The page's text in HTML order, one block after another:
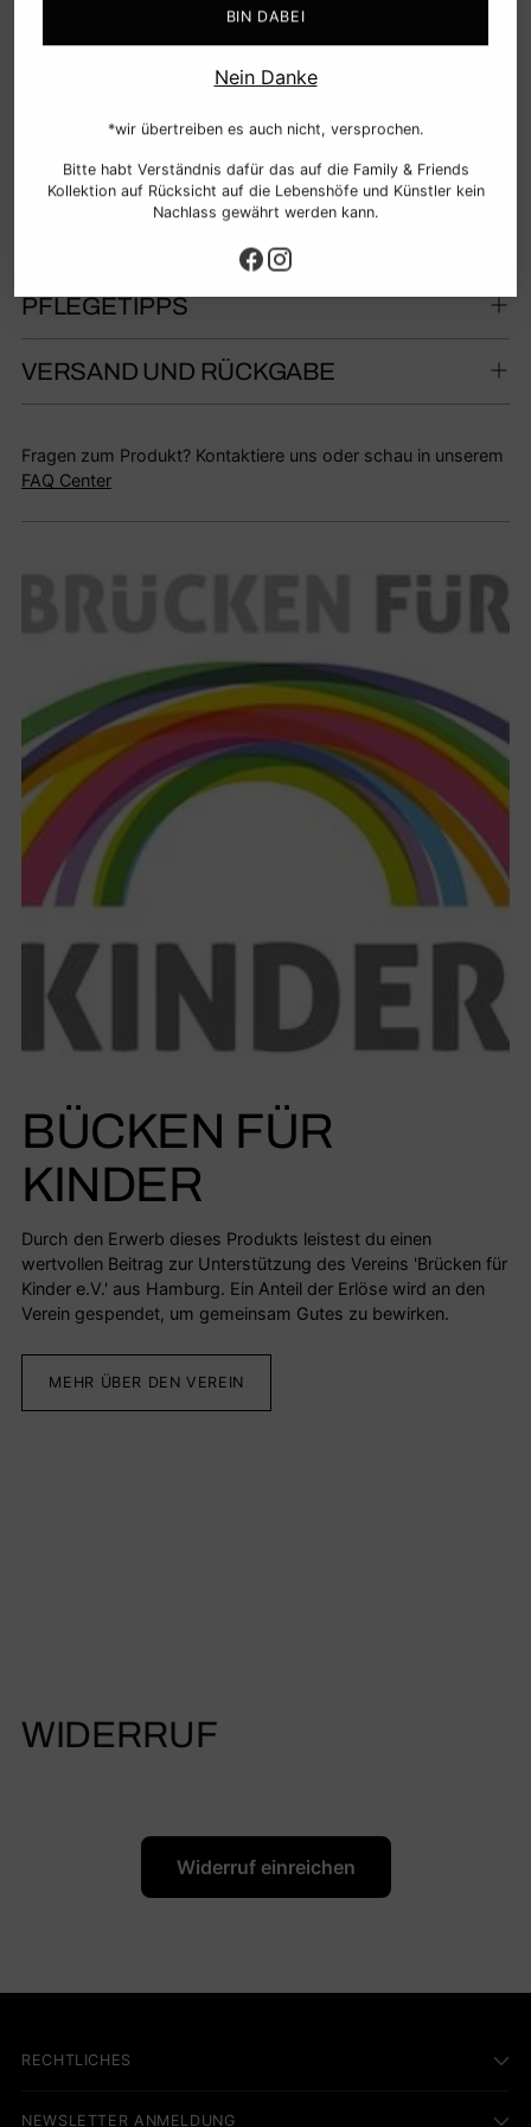
BIN DABEI
Nein Danke
*wir übertreiben es auch nicht, versprochen.
Bitte habt Verständnis dafür das auf die Family & Friends
Kollektion auf Rücksicht auf die Lebenshöfe und Künstler kein
Nachlass gewährt werden kann.
in der Unterschiede verbinden, statt zu trennen.
✌️🌍
MATERIAL
PFLEGETIPPS
VERSAND UND RÜCKGABE
Fragen zum Produkt? Kontaktiere uns oder schau in unserem
FAQ Center
BÜCKEN FÜR
KINDER
Durch den Erwerb dieses Produkts leistest du einen
wertvollen Beitrag zur Unterstützung des Vereins 'Brücken für
Kinder e.V.' aus Hamburg. Ein Anteil der Erlöse wird an den
Verein gespendet, um gemeinsam Gutes zu bewirken.
MEHR ÜBER DEN VEREIN
WIDERRUF
Widerruf einreichen
RECHTLICHES
NEWSLETTER ANMELDUNG